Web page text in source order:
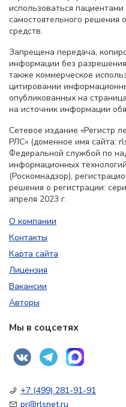
использоваться пациентами
самостоятельного решения
средств.
Запрещена передача,
информации без
также коммерческое
цитировании
опубликованных на
на источник информации
Сетевое издание «Регистр
РЛС» (доменное имя сайта:
Федеральной службой по
информационных
(Роскомнадзор),
решения о регистрации:
апреля 2023 г.
О компании
Контакты
Карта сайта
Лицензия
Вакансии
Авторы
Мы в соцсетях
+7 (499) 281-91-91
pr@rlsnet.ru